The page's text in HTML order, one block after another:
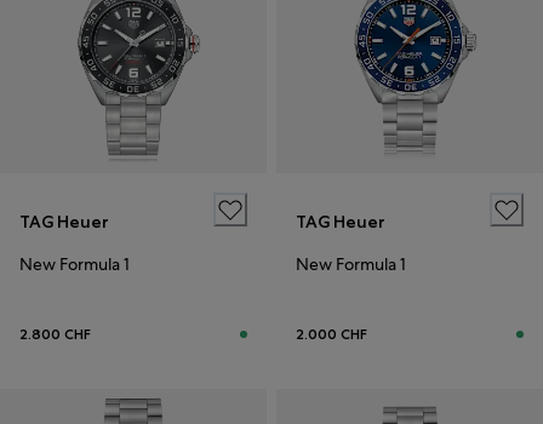
TAG Heuer
New Formula 1
2.800 CHF
TAG Heuer
New Formula 1
2.000 CHF